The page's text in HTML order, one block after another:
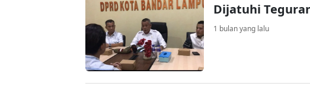
Dijatuhi
1 bulan yang lalu